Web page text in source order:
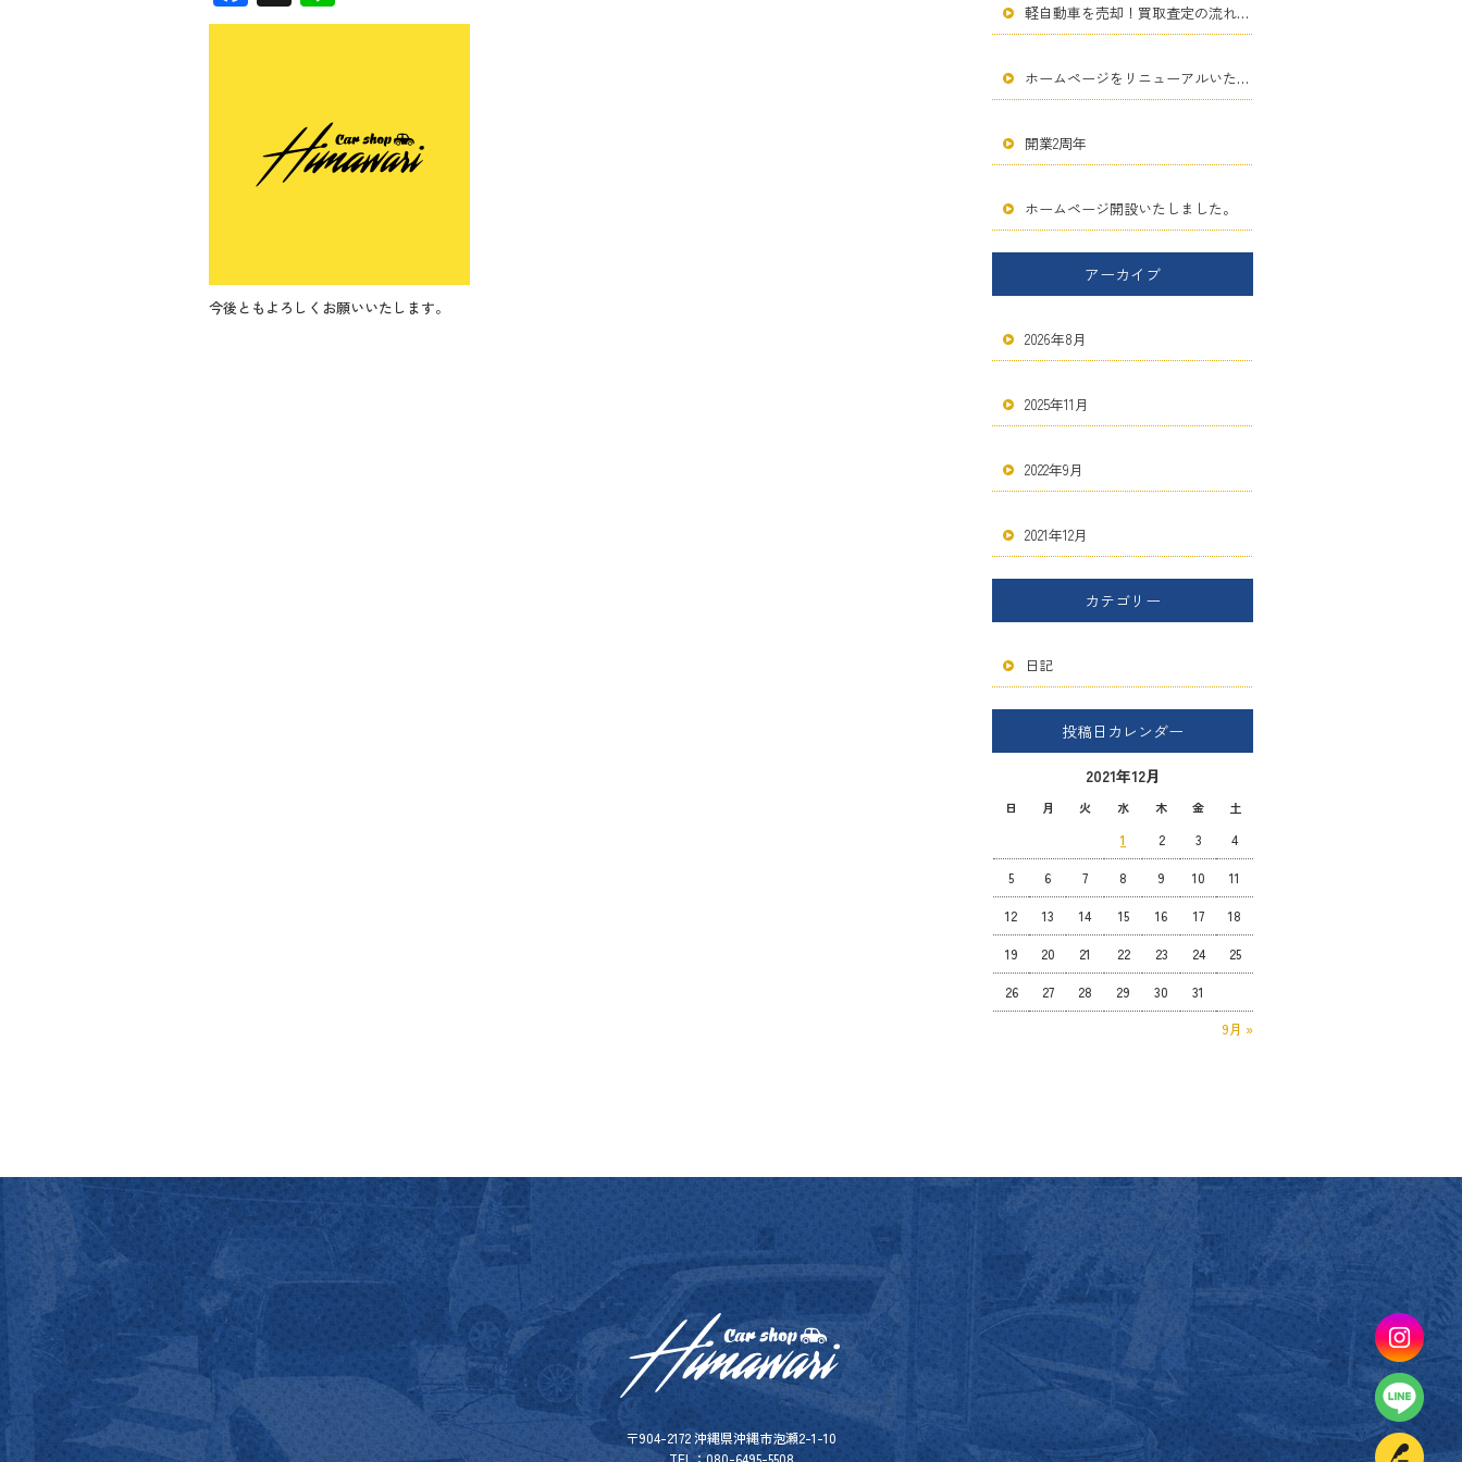
ac
o
k
n
今後ともよろしくお願いいたします。
軽自動車を売却！買取査定の流れと発生する費用の全知識
ホームページをリニューアルいたしました。
開業2周年
ホームページ開設いたしました。
アーカイブ
2026年8月
2025年11月
2022年9月
2021年12月
カテゴリー
日記
投稿日カレンダー
2021年12月
日 月 火 水 木 金 土
9月 »
1 2 3 4
5 6 7 8 9 10 11
12 13 14 15 16 17 18
19 20 21 22 23 24 25
26 27 28 29 30 31
〒904-2172 沖縄県沖縄市泡瀬2-1-10